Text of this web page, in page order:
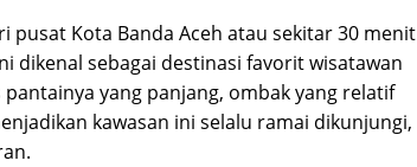
pusat Kota Banda Aceh atau sekitar 30 menit
dikenal sebagai destinasi favorit wisatawan
yang panjang, ombak yang relatif
kawasan ini selalu ramai dikunjungi,